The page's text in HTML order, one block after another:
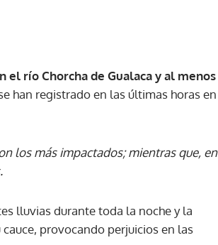
río Chorcha de Gualaca y al menos
han registrado en las últimas horas en
los más impactados; mientras que, en
lluvias durante toda la noche y la
provocando perjuicios en las